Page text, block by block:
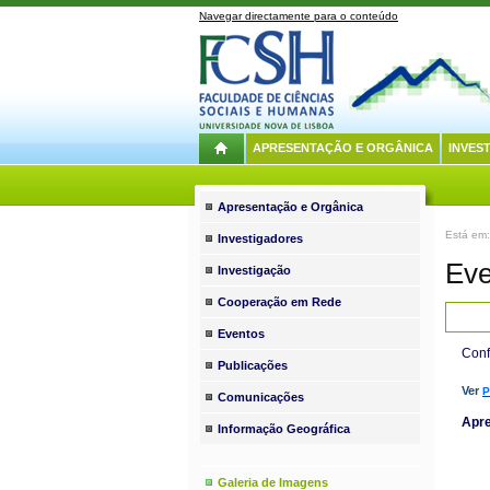
Navegar directamente para o conteúdo
APRESENTAÇÃO E ORGÂNICA
Está
Ver
Apresentação e Orgânica
Investigadores
Investigação
Cooperação em Rede
Eventos
Publicações
Comunicações
Informação Geográfica
Galeria de Imagens